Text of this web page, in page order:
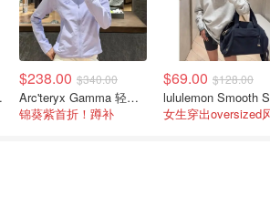
10cm
$238.00 $340.00
Arc'teryx Gamma 轻量连帽卫衣 女款
锦葵紫首折！蹲补
$69.00 $128.00
女生穿出oversized